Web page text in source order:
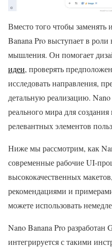
Вместо того чтобы заменять
Banana Pro выступает в
мышления. Он помогает
идеи, проверять
исследовать направления,
детальную реализацию.
реального мира для
релевантных элементов
Ниже мы рассмотрим, как
современные рабочие UI-
высококачественных
рекомендациями и
можете использовать
Nano Banana Pro разработан
интегрируется с такими